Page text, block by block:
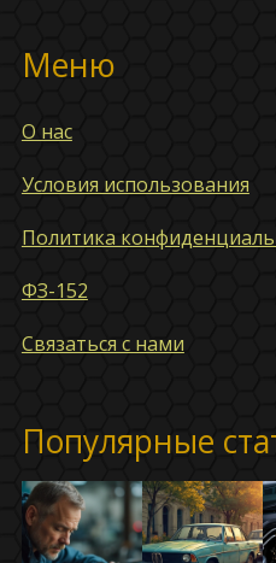
Меню
О нас
Условия использования
Политика
ФЗ-152
Связаться с нами
Популярные